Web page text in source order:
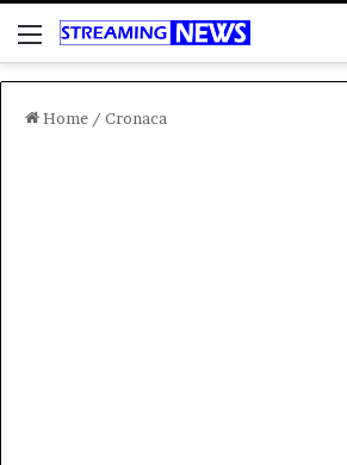
Menu
Home / Cronaca